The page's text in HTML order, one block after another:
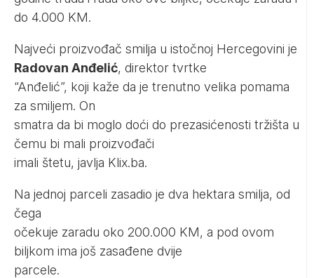
do 4.000 KM.
Najveći proizvođač smilja u istočnoj Hercegovini je
Radovan Anđelić, direktor tvrtke
“Anđelić”, koji kaže da je trenutno velika pomama
za smiljem. On
smatra da bi moglo doći do prezasićenosti tržišta u
čemu bi mali proizvođači
imali štetu, javlja Klix.ba.
Na jednoj parceli zasadio je dva hektara smilja, od
čega
očekuje zaradu oko 200.000 KM, a pod ovom
biljkom ima još zasađene dvije
parcele.